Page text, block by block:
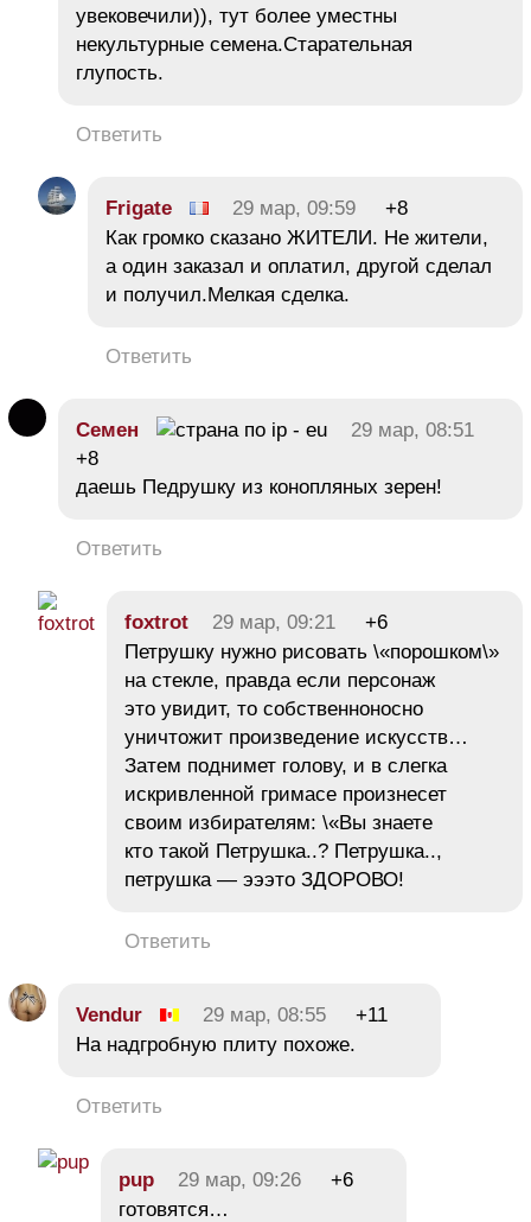
увековечили)), тут более уместны
некультурные семена.Старательная
глупость.
Ответить
Frigate 29 мар, 09:59
+8
Как громко сказано ЖИТЕЛИ. Не жители,
а один заказал и оплатил, другой сделал
и получил.Мелкая сделка.
Ответить
Семен
29 мар, 08:51
+8
даешь Педрушку из конопляных зерен!
Ответить
foxtrot 29 мар, 09:21
+6
Петрушку нужно рисовать \«порошком\»
на стекле, правда если персонаж
это увидит, то собственноносно
уничтожит произведение искусств…
Затем поднимет голову, и в слегка
искривленной гримасе произнесет
своим избирателям: \«Вы знаете
кто такой Петрушка..? Петрушка..,
петрушка — эээто ЗДОРОВО!
Ответить
Vendur 29 мар, 08:55
+11
На надгробную плиту похоже.
Ответить
pup 29 мар, 09:26
+6
готовятся…